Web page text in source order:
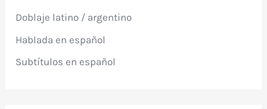
o
:
Doblaje latino / argentino
Hablada en español
Subtítulos en español